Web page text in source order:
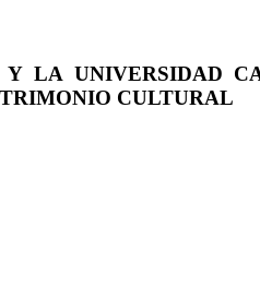
LA UNIVERSIDAD
CULTURAL